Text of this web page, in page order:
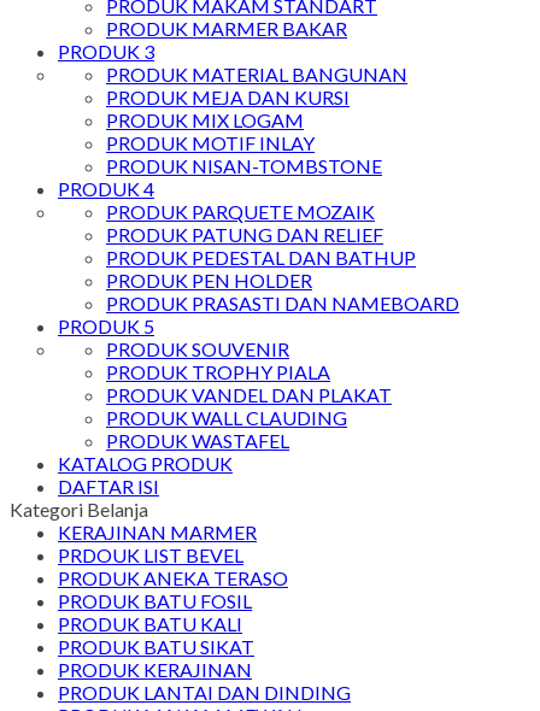
PRODUK MAKAM STANDART
PRODUK MARMER BAKAR
PRODUK 3
PRODUK MATERIAL BANGUNAN
PRODUK MEJA DAN KURSI
PRODUK MIX LOGAM
PRODUK MOTIF INLAY
PRODUK NISAN-TOMBSTONE
PRODUK 4
PRODUK PARQUETE MOZAIK
PRODUK PATUNG DAN RELIEF
PRODUK PEDESTAL DAN BATHUP
PRODUK PEN HOLDER
PRODUK PRASASTI DAN NAMEBOARD
PRODUK 5
PRODUK SOUVENIR
PRODUK TROPHY PIALA
PRODUK VANDEL DAN PLAKAT
PRODUK WALL CLAUDING
PRODUK WASTAFEL
KATALOG PRODUK
DAFTAR ISI
Kategori Belanja
KERAJINAN MARMER
PRDOUK LIST BEVEL
PRODUK ANEKA TERASO
PRODUK BATU FOSIL
PRODUK BATU KALI
PRODUK BATU SIKAT
PRODUK KERAJINAN
PRODUK LANTAI DAN DINDING